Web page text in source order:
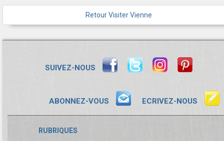
Retour Visiter Vienne
SUIVEZ-NOUS
ABONNEZ-VOUS ECRIVEZ-NOUS
RUBRIQUES